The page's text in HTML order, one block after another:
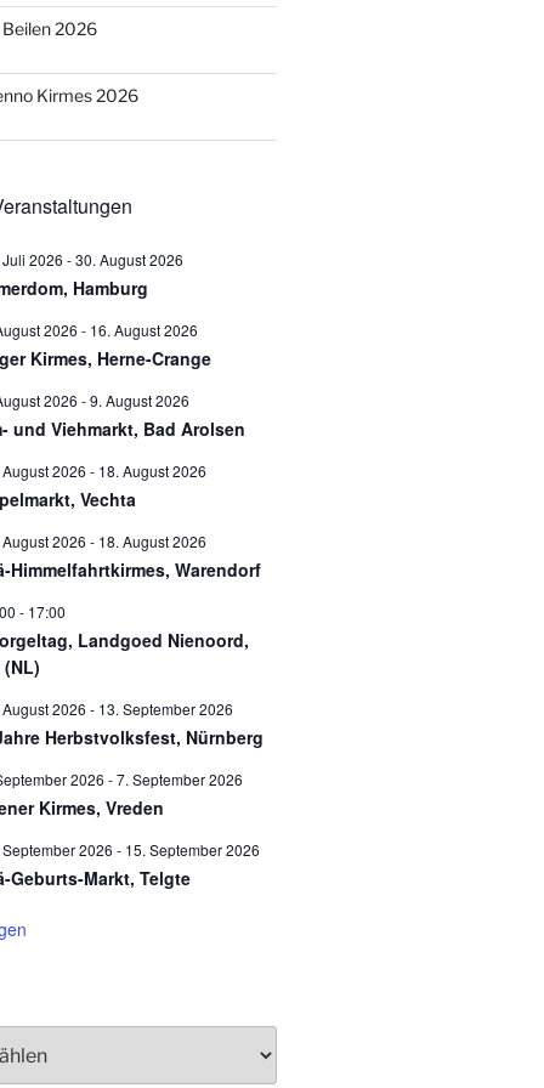
Beilen 2026
Kirmes 2026
2026 -30. August 2026
Hamburg
2026 - 16. August 2026
Kirmes, Herne-Crange
2026 -9. August 2026
und Viehmarkt, Bad Arolsen
August 2026 - 18. August 2026
Vechta
August 2026 - 18. August 2026
Himmelfahrtkirmes, Warendorf
- 17:00
Landgoed Nienoord,
2026 - 13. September 2026
Herbstvolksfest, Nürnberg
2026 -7. September 2026
Kirmes, Vreden
September 2026 - 15. September 2026
Geburts-Markt, Telgte